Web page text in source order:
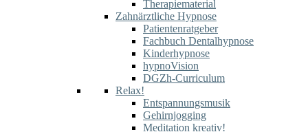
Therapiematerial
Zahnärztliche Hypnose
Patientenratgeber
Fachbuch Dentalhypnose
Kinderhypnose
hypnoVision
DGZh-Curriculum
Relax!
Entspannungsmusik
Gehirnjogging
Meditation kreativ!